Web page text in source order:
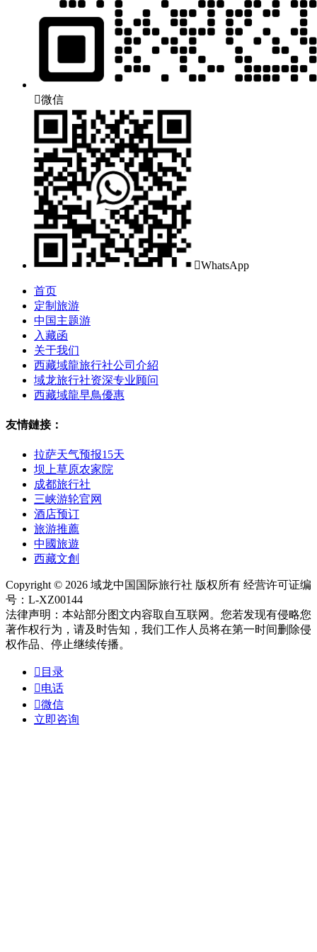
微信
WhatsApp
首页
定制旅游
中国主题游
入藏函
关于我们
西藏域龍旅行社公司介紹
域龙旅行社资深专业顾问
西藏域龍早鳥優惠
友情鏈接：
拉萨天气预报15天
坝上草原农家院
成都旅行社
三峡游轮官网
酒店预订
旅游推薦
中國旅遊
西藏文創
Copyright © 2026 域龙中国国际旅行社 版权所有 经营许可证编
号：L-XZ00144
法律声明：本站部分图文内容取自互联网。您若发现有侵略您
著作权行为，请及时告知，我们工作人员将在第一时间删除侵
权作品、停止继续传播。
 目录
电话
微信
立即咨询